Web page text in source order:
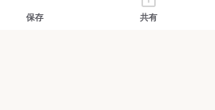
保存 共有